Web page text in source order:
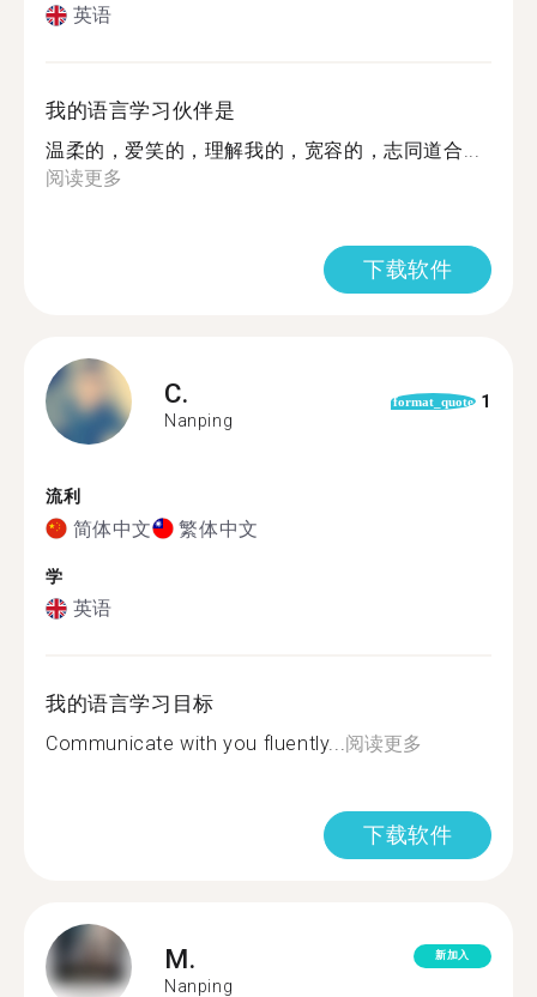
英语
我的语言学习伙伴是
温柔的，爱笑的，理解我的，宽容的，志同道合...
阅读更多
下载软件
C.
Nanping
format_quote 1
流利
简体中文 繁体中文
学
英语
我的语言学习目标
Communicate with you fluently...阅读更多
下载软件
M.
Nanping
新加入